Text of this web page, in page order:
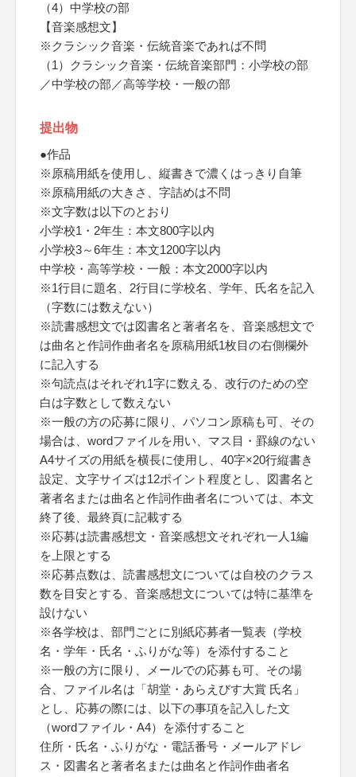
（4）中学校の部
【音楽感想文】
※クラシック音楽・伝統音楽であれば不問
（1）クラシック音楽・伝統音楽部門：小学校の部
／中学校の部／高等学校・一般の部
提出物
●作品
※原稿用紙を使用し、縦書きで濃くはっきり自筆
※原稿用紙の大きさ、字詰めは不問
※文字数は以下のとおり
小学校1・2年生：本文800字以内
小学校3～6年生：本文1200字以内
中学校・高等学校・一般：本文2000字以内
※1行目に題名、2行目に学校名、学年、氏名を記入
（字数には数えない）
※読書感想文では図書名と著者名を、音楽感想文で
は曲名と作詞作曲者名を原稿用紙1枚目の右側欄外
に記入する
※句読点はそれぞれ1字に数える、改行のための空
白は字数として数えない
※一般の方の応募に限り、パソコン原稿も可、その
場合は、wordファイルを用い、マス目・罫線のない
A4サイズの用紙を横長に使用し、40字×20行縦書き
設定、文字サイズは12ポイント程度とし、図書名と
著者名または曲名と作詞作曲者名については、本文
終了後、最終頁に記載する
※応募は読書感想文・音楽感想文それぞれ一人1編
を上限とする
※応募点数は、読書感想文については自校のクラス
数を目安とする、音楽感想文については特に基準を
設けない
※各学校は、部門ごとに別紙応募者一覧表（学校
名・学年・氏名・ふりがな等）を添付すること
※一般の方に限り、メールでの応募も可、その場
合、ファイル名は「胡堂・あらえびす大賞 氏名」
とし、応募の際には、以下の事項を記入した文
（wordファイル・A4）を添付すること
住所・氏名・ふりがな・電話番号・メールアドレ
ス・図書名と著者名または曲名と作詞作曲者名